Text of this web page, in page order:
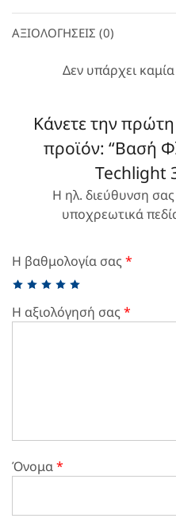
ΑΞΙΟΛΟΓΉΣΕΙΣ (0)
Δεν υπάρχει
Κάνετε την
προϊόν: “Βασή
Techlight
Η ηλ. διεύθυνση
υποχρεωτικά
Η βαθμολογία σας *
Η αξιολόγησή σας *
Όνομα*